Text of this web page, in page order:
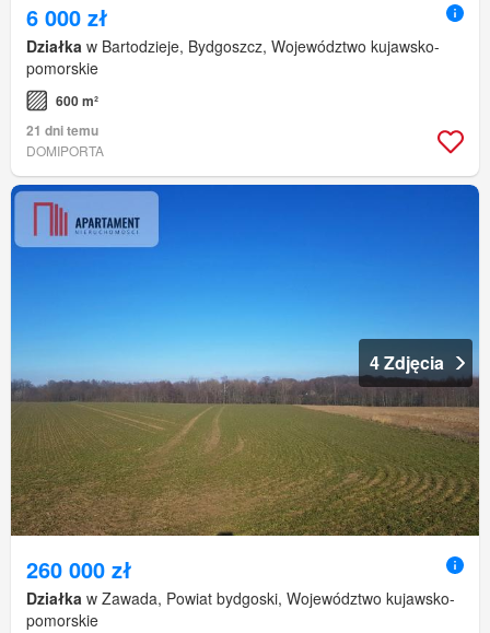
6 000 zł
Działka w Bartodzieje, Bydgoszcz, Województwo kujawsko-
pomorskie
600 m²
21 dni temu
DOMIPORTA
4 Zdjęcia
260 000 zł
Działka w Zawada, Powiat bydgoski, Województwo kujawsko-
pomorskie